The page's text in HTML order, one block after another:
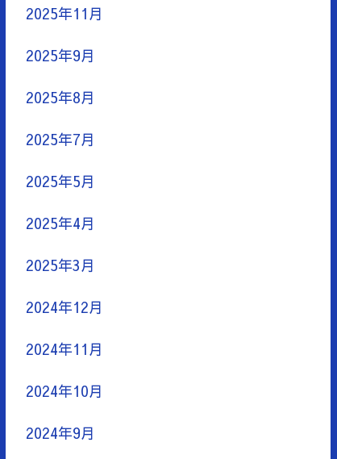
2025年11月
2025年9月
2025年8月
2025年7月
2025年5月
2025年4月
2025年3月
2024年12月
2024年11月
2024年10月
2024年9月